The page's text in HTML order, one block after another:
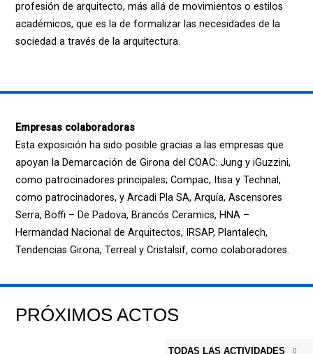
profesión de arquitecto, más allá de movimientos o estilos
académicos, que es la de formalizar las necesidades de la
sociedad a través de la arquitectura.
Empresas colaboradoras
Esta exposición ha sido posible gracias a las empresas que
apoyan la Demarcación de Girona del COAC: Jung y iGuzzini,
como patrocinadores principales; Compac, Itisa y Technal,
como patrocinadores, y Arcadi Pla SA, Arquía, Ascensores
Serra, Boffi – De Padova, Brancós Ceramics, HNA –
Hermandad Nacional de Arquitectos, IRSAP, Plantalech,
Tendencias Girona, Terreal y Cristalsif, como colaboradores.
PRÓXIMOS ACTOS
TODAS LAS ACTIVIDADES